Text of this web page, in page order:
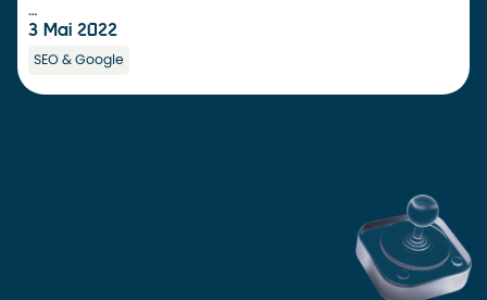
…
3 Mai 2022
SEO & Google